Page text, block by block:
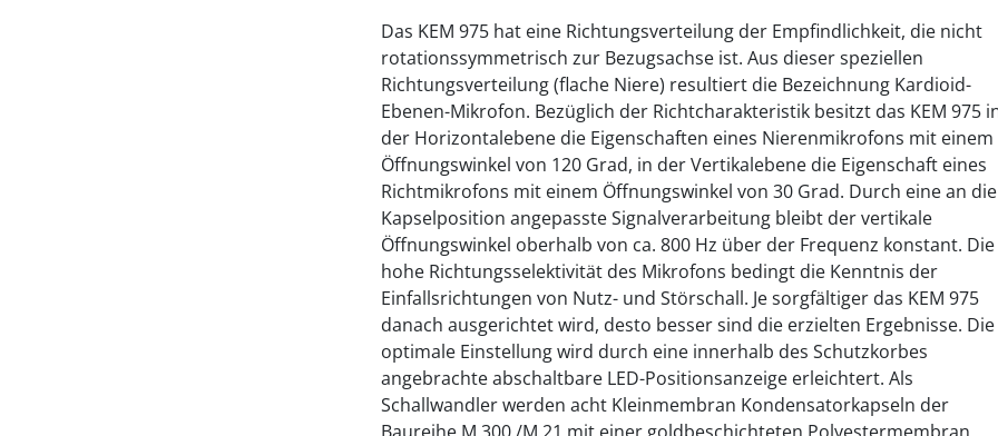
Das KEM 975 hat eine Richtungsverteilung der Empfindlichkeit, die nicht
rotationssymmetrisch zur Bezugsachse ist. Aus dieser speziellen
Richtungsverteilung (flache Niere) resultiert die Bezeichnung Kardioid-
Ebenen-Mikrofon. Bezüglich der Richtcharakteristik besitzt das KEM 975
der Horizontalebene die Eigenschaften eines Nierenmikrofons mit einem
Öffnungswinkel von 120 Grad, in der Vertikalebene die Eigenschaft eines
Richtmikrofons mit einem Öffnungswinkel von 30 Grad. Durch eine an die
Kapselposition angepasste Signalverarbeitung bleibt der vertikale
Öffnungswinkel oberhalb von ca. 800 Hz über der Frequenz konstant. Die
hohe Richtungsselektivität des Mikrofons bedingt die Kenntnis der
Einfallsrichtungen von Nutz- und Störschall. Je sorgfältiger das KEM 975
danach ausgerichtet wird, desto besser sind die erzielten Ergebnisse. Die
optimale Einstellung wird durch eine innerhalb des Schutzkorbes
angebrachte abschaltbare LED-Positionsanzeige erleichtert. Als
Schallwandler werden acht Kleinmembran Kondensatorkapseln der